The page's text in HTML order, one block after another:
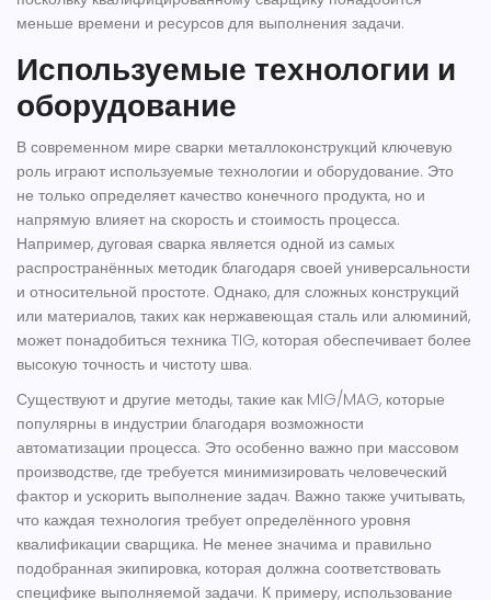
меньше времени и ресурсов для выполнения задачи.
Используемые технологии и
оборудование
В современном мире сварки металлоконструкций ключевую
роль играют используемые технологии и оборудование. Это
не только определяет качество конечного продукта, но и
напрямую влияет на скорость и стоимость процесса.
Например, дуговая сварка является одной из самых
распространённых методик благодаря своей универсальности
и относительной простоте. Однако, для сложных конструкций
или материалов, таких как нержавеющая сталь или алюминий,
может понадобиться техника TIG, которая обеспечивает более
высокую точность и чистоту шва.
Существуют и другие методы, такие как MIG/MAG, которые
популярны в индустрии благодаря возможности
автоматизации процесса. Это особенно важно при массовом
производстве, где требуется минимизировать человеческий
фактор и ускорить выполнение задач. Важно также учитывать,
что каждая технология требует определённого уровня
квалификации сварщика. Не менее значима и правильно
подобранная экипировка, которая должна соответствовать
специфике выполняемой задачи. К примеру, использование